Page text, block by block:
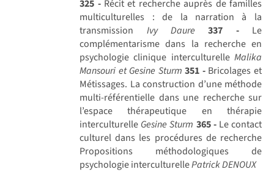
325 -Récit et recherche auprès de familles
multiculturelles : de la narration à la
transmission Ivy Daure 337 -Le
complémentarisme dans la recherche en
psychologie clinique interculturelle Malika
Mansouri et Gesine Sturm 351 -Bricolages et
Métissages. La construction d’une méthode
multi-référentielle dans une recherche sur
l’espace thérapeutique en thérapie
interculturelle Gesine Sturm 365 -Le contact
culturel dans les procédures de recherche
Propositions méthodologiques de
psychologie interculturellePatrick DENOUX